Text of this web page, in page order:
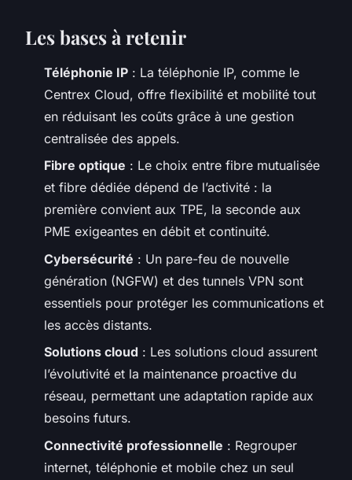
Les bases à retenir
Téléphonie IP : La téléphonie IP, comme le
Centrex Cloud, offre flexibilité et mobilité tout
en réduisant les coûts grâce à une gestion
centralisée des appels.
Fibre optique : Le choix entre fibre mutualisée
et fibre dédiée dépend de l’activité : la
première convient aux TPE, la seconde aux
PME exigeantes en débit et continuité.
Cybersécurité : Un pare-feu de nouvelle
génération (NGFW) et des tunnels VPN sont
essentiels pour protéger les communications et
les accès distants.
Solutions cloud : Les solutions cloud assurent
l’évolutivité et la maintenance proactive du
réseau, permettant une adaptation rapide aux
besoins futurs.
Connectivité professionnelle : Regrouper
internet, téléphonie et mobile chez un seul